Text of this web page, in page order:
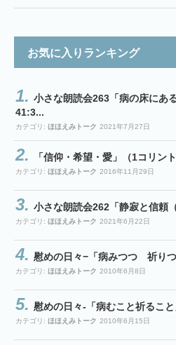
お気に入りランキング
小さな朗読会263「病の床にあ
41:3...
カテゴリ: ほほえみトーク 2021年7月27日
「信仰・希望・愛」（1コリント
カテゴリ: ほほえみトーク 2016年11月29日
小さな朗読会262「静寂と信頼
カテゴリ: ほほえみトーク 2021年6月22日
慰めの日々−「病みつつ 祈り
カテゴリ: ほほえみトーク 2010年6月8日
慰めの日々-「病むこと祈ること
カテゴリ: ほほえみトーク 2010年6月15日